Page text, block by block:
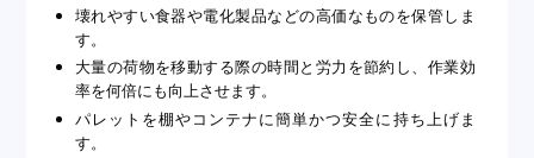
壊れやすい食器や電化製品などの高価なものを保管しま
す。
大量の荷物を移動する際の時間と労力を節約し、作業効
率を何倍にも向上させます。
パレットを棚やコンテナに簡単かつ安全に持ち上げま
す。